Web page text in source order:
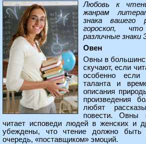
Любовь к
жанрам
знака вашего
гороскоп,
различные знаки
Овен
Овны в
скучают, если
особенно
таланта и
описания
произведения
любят
повести. Овны
читает исповеди людей в женских и
убеждены, что чтение должно
очередь, «поставщиком» эмоций.